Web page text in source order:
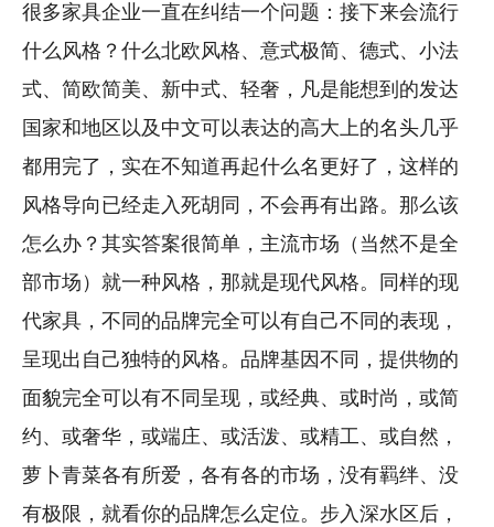
很多家具企业一直在纠结一个问题：接下来会流行
什么风格？什么北欧风格、意式极简、德式、小法
式、简欧简美、新中式、轻奢，凡是能想到的发达
国家和地区以及中文可以表达的高大上的名头几乎
都用完了，实在不知道再起什么名更好了，这样的
风格导向已经走入死胡同，不会再有出路。那么该
怎么办？其实答案很简单，主流市场（当然不是全
部市场）就一种风格，那就是现代风格。同样的现
代家具，不同的品牌完全可以有自己不同的表现，
呈现出自己独特的风格。品牌基因不同，提供物的
面貌完全可以有不同呈现，或经典、或时尚，或简
约、或奢华，或端庄、或活泼、或精工、或自然，
萝卜青菜各有所爱，各有各的市场，没有羁绊、没
有极限，就看你的品牌怎么定位。步入深水区后，